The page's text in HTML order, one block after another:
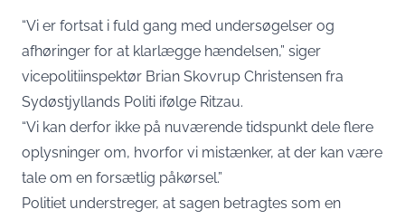
“Vi er fortsat i fuld gang med undersøgelser og
afhøringer for at klarlægge hændelsen,” siger
vicepolitiinspektør Brian Skovrup Christensen fra
Sydøstjyllands Politi ifølge Ritzau.
“Vi kan derfor ikke på nuværende tidspunkt dele flere
oplysninger om, hvorfor vi mistænker, at der kan være
tale om en forsætlig påkørsel.”
Politiet understreger, at sagen betragtes som en